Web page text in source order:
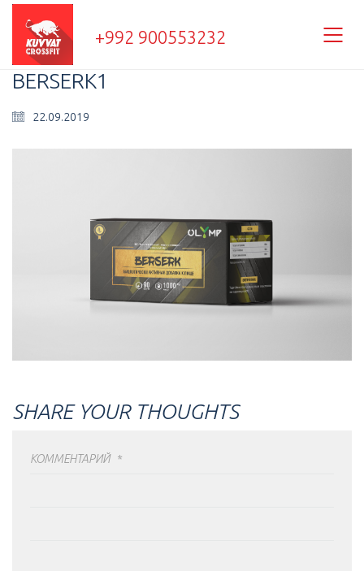
+992 900553232
BERSERK1
22.09.2019
SHARE YOUR THOUGHTS
КОММЕНТАРИЙ *